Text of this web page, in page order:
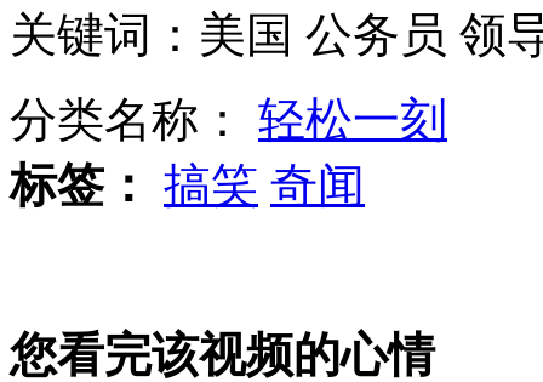
拍客：流浪汉高架桥下搭“窝”避寒
“蓝颜”霸气请假条感动网友
关键词：美国 公务员 领
分类名称： 轻松一刻
标签： 搞笑 奇闻
您看完该视频的心情